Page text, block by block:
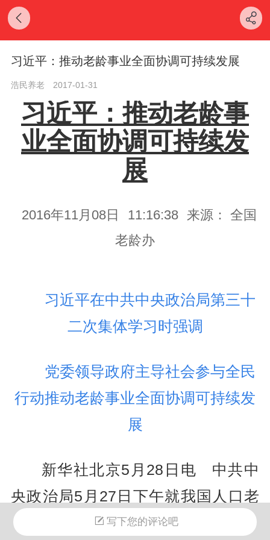
习近平：推动老龄事业全面协调可持续发展
浩民养老 2017-01-31
习近平：推动老龄事
业全面协调可持续发
展
2016年11月08日 11:16:38 来源： 全国
老龄办
习近平在中共中央政治局第三十
二次集体学习时强调
党委领导政府主导社会参与全民
行动推动老龄事业全面协调可持续发
展
新华社北京5月28日电 中共中
央政治局5月27日下午就我国人口老
龄化的形势和对策举行第三十二次集
写下您的评论吧